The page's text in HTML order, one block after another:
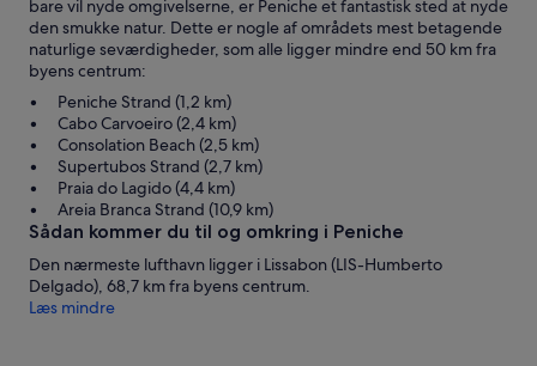
bare vil nyde omgivelserne, er Peniche et fantastisk sted at nyde
den smukke natur. Dette er nogle af områdets mest betagende
naturlige seværdigheder, som alle ligger mindre end 50 km fra
byens centrum:
Peniche Strand (1,2 km)
Cabo Carvoeiro (2,4 km)
Consolation Beach (2,5 km)
Supertubos Strand (2,7 km)
Praia do Lagido (4,4 km)
Areia Branca Strand (10,9 km)
Sådan kommer du til og omkring i Peniche
Den nærmeste lufthavn ligger i Lissabon (LIS-Humberto
Delgado), 68,7 km fra byens centrum.
Læs mindre